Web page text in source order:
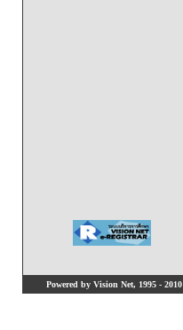
Powered by Vision Net, 1995 - 2010